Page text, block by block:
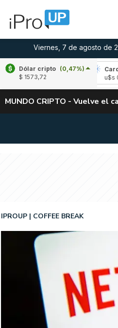
Viernes, 7 de agosto de
Dólar cripto (0,47%)
$ 1573,72
Cardano
MUNDO CRIPTO - Vuelve el
IPROUP COFFEE BREAK